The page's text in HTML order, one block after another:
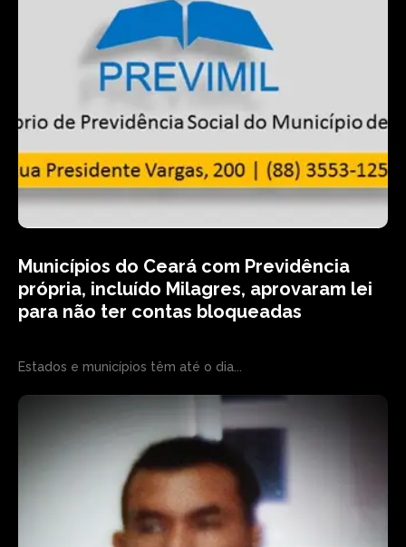
Municípios do Ceará com Previdência
própria, incluído Milagres, aprovaram lei
para não ter contas bloqueadas
Estados e municípios têm até o dia...